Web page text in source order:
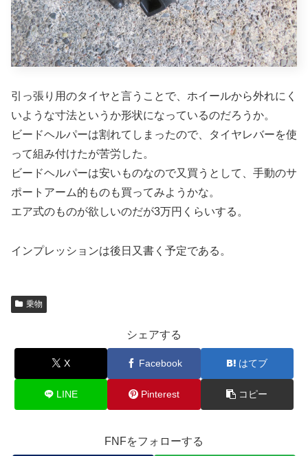
引っ張り用のタイヤと言うことで、ホイールから外れにく
いような寸法というか形状になっているのだろうか。
ビードヘルパーは割れてしまったので、タイヤレバーを使
って組み付けたが苦労した。
ビードヘルパーは安いものなので又買うとして、手動のサ
ポートアーム的ものも買ってみようかな。
エア式のものが欲しいのだが3万円くらいする。
インプレッションは後日又書く予定である。
乗物
シェアする
X Facebook はてブ
LINE Pinterest コピー
FNFをフォローする